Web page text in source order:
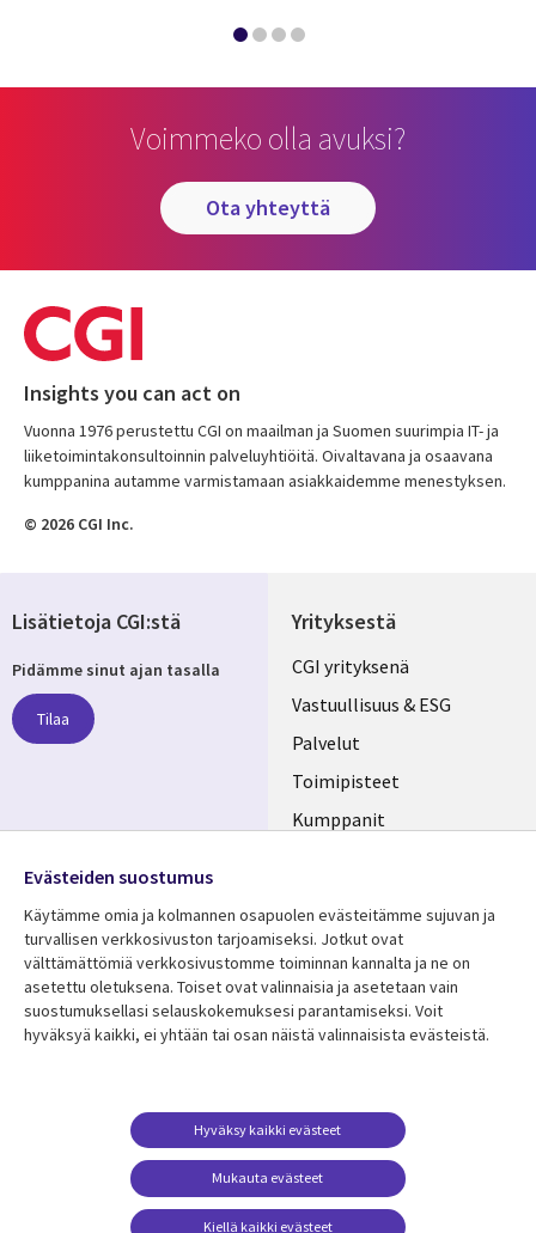
Voimmeko olla avuksi?
ota yhteyttä
Insights you can act on
Vuonna 1976 perustettu CGI on maailman ja Suomen suurimpia IT- ja
liiketoimintakonsultoinnin palveluyhtiöitä. Oivaltavana ja osaavana
kumppanina autamme varmistamaan asiakkaidemme menestyksen.
© 2026 CGI Inc.
Yrityksestä
Useful
links
FINLAND
CGI yrityksenä
Vastuullisuus & ESG
Palvelut
Toimipisteet
Kumppanit
Resurssikeskus
Library
FINLAND
Asiakastarinat
Lisätietoa
Legal
Tietosuoja
Käyttöehdot
Yhteystiedot
Evästeasetuksesi
Lisätietoja CGI:stä
Pidämme sinut ajan tasalla
Tilaa
Media
FINLAND
Evästeiden suostumus
Käytämme omia ja kolmannen osapuolen evästeitämme sujuvan ja
turvallisen verkkosivuston tarjoamiseksi. Jotkut ovat
välttämättömiä verkkosivustomme toiminnan kannalta ja ne on
asetettu oletuksena. Toiset ovat valinnaisia ​​ja asetetaan vain
suostumuksellasi selauskokemuksesi parantamiseksi. Voit
hyväksyä kaikki, ei yhtään tai osan näistä valinnaisista evästeistä.
Mukauta evästeet
Hyväksy kaikki evästeet
Kiellä kaikki evästeet